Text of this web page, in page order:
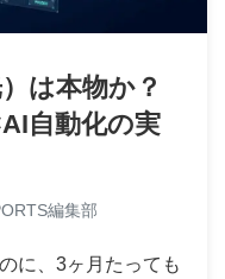
は本物か？
自動化の実
編集部
に、3ヶ月たっても